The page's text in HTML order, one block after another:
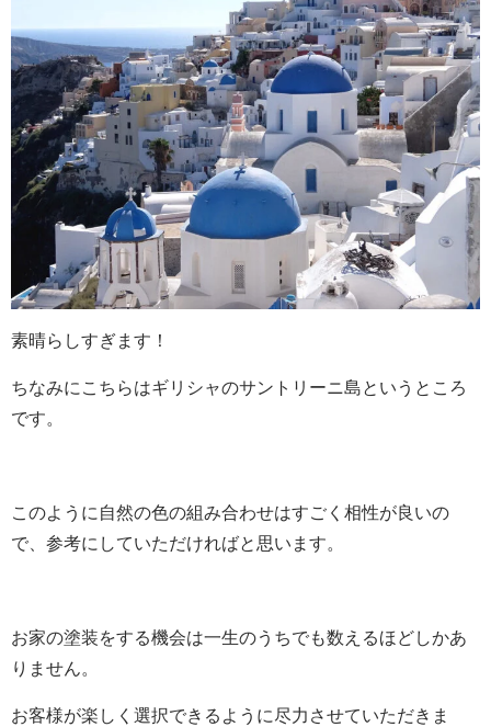
素晴らしすぎます！
ちなみにこちらはギリシャのサントリーニ島というところ
です。
このように自然の色の組み合わせはすごく相性が良いの
で、参考にしていただければと思います。
お家の塗装をする機会は一生のうちでも数えるほどしかあ
りません。
お客様が楽しく選択できるように尽力させていただきま